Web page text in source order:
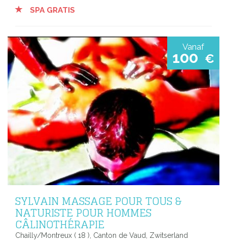
SPA GRATIS
Vanaf
100 €
SYLVAIN MASSAGE POUR TOUS &
NATURISTE POUR HOMMES
CÂLINOTHÉRAPIE
Chailly/Montreux ( 18 ), Canton de Vaud, Zwitserland